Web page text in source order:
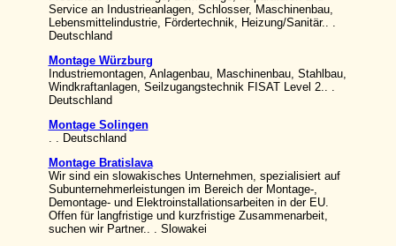
Service an Industrieanlagen, Schlosser, Maschinenbau,
Lebensmittelindustrie, Fördertechnik, Heizung/Sanitär.. .
Deutschland
Montage Würzburg
Industriemontagen, Anlagenbau, Maschinenbau, Stahlbau,
Windkraftanlagen, Seilzugangstechnik FISAT Level 2.. .
Deutschland
Montage Solingen
. . Deutschland
Montage Bratislava
Wir sind ein slowakisches Unternehmen, spezialisiert auf
Subunternehmerleistungen im Bereich der Montage-,
Demontage- und Elektroinstallationsarbeiten in der EU.
Offen für langfristige und kurzfristige Zusammenarbeit,
suchen wir Partner.. . Slowakei